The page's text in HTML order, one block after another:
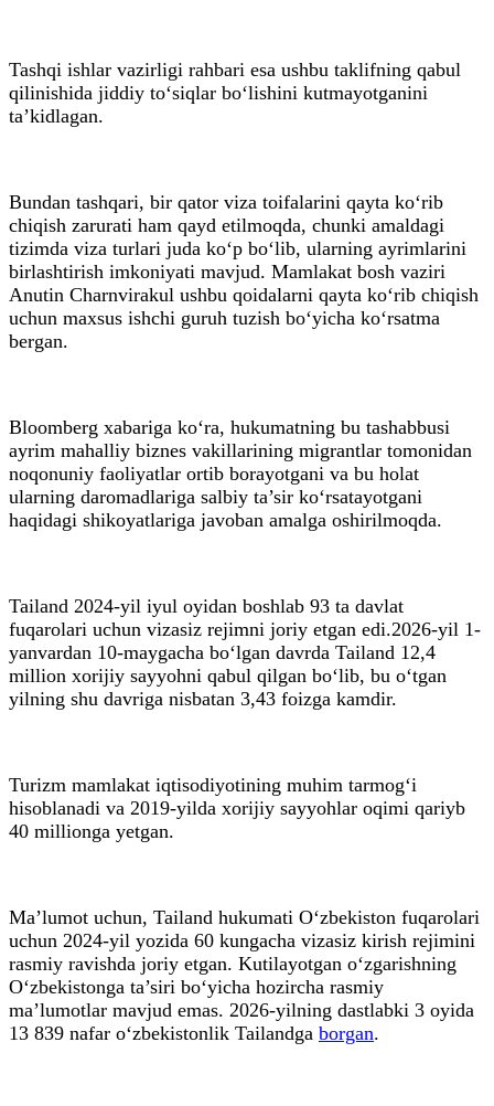
Tashqi ishlar vazirligi rahbari esa ushbu taklifning qabul
qilinishida jiddiy to‘siqlar bo‘lishini kutmayotganini
ta’kidlagan.
Bundan tashqari, bir qator viza toifalarini qayta ko‘rib
chiqish zarurati ham qayd etilmoqda, chunki amaldagi
tizimda viza turlari juda ko‘p bo‘lib, ularning ayrimlarini
birlashtirish imkoniyati mavjud. Mamlakat bosh vaziri
Anutin Charnvirakul ushbu qoidalarni qayta ko‘rib chiqish
uchun maxsus ishchi guruh tuzish bo‘yicha ko‘rsatma
bergan.
Bloomberg xabariga ko‘ra, hukumatning bu tashabbusi
ayrim mahalliy biznes vakillarining migrantlar tomonidan
noqonuniy faoliyatlar ortib borayotgani va bu holat
ularning daromadlariga salbiy ta’sir ko‘rsatayotgani
haqidagi shikoyatlariga javoban amalga oshirilmoqda.
Tailand 2024-yil iyul oyidan boshlab 93 ta davlat
fuqarolari uchun vizasiz rejimni joriy etgan edi.2026-yil 1-
yanvardan 10-maygacha bo‘lgan davrda Tailand 12,4
million xorijiy sayyohni qabul qilgan bo‘lib, bu o‘tgan
yilning shu davriga nisbatan 3,43 foizga kamdir.
Turizm mamlakat iqtisodiyotining muhim tarmog‘i
hisoblanadi va 2019-yilda xorijiy sayyohlar oqimi qariyb
40 millionga yetgan.
Ma’lumot uchun, Tailand hukumati O‘zbekiston fuqarolari
uchun 2024-yil yozida 60 kungacha vizasiz kirish rejimini
rasmiy ravishda joriy etgan. Kutilayotgan o‘zgarishning
O‘zbekistonga ta’siri bo‘yicha hozircha rasmiy
ma’lumotlar mavjud emas. 2026-yilning dastlabki 3 oyida
13 839 nafar o‘zbekistonlik Tailandga borgan.